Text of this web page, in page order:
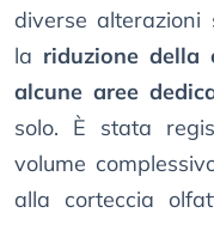
diverse alterazioni
la riduzione della
alcune aree
solo. È stata
volume
alla corteccia